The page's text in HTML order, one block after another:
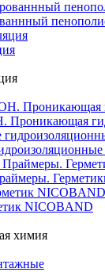
NICOBAND
химия